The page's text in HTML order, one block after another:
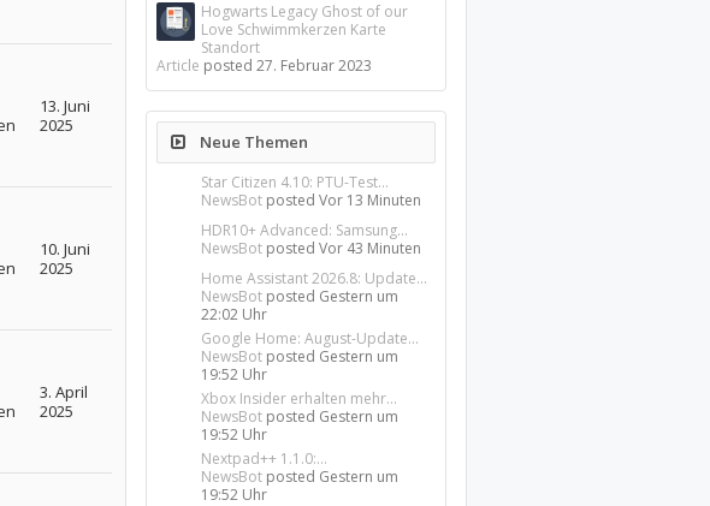
13. Juni
2025
10. Juni
2025
3. April
2025
Hogwarts Legacy Ghost of our
Love Schwimmkerzen Karte
Standort
Article posted27. Februar 2023
Neue Themen
Star Citizen 4.10: PTU-Test...
NewsBot postedVor 13 Minuten
HDR10+ Advanced: Samsung...
NewsBot postedVor 43 Minuten
Home Assistant 2026.8: Update...
NewsBot posted Gestern um
22:02 Uhr
Google Home: August-Update...
NewsBot posted Gestern um
19:52 Uhr
Xbox Insider erhalten mehr...
NewsBot posted Gestern um
19:52 Uhr
Nextpad++ 1.1.0:...
NewsBot posted Gestern um
19:52 Uhr